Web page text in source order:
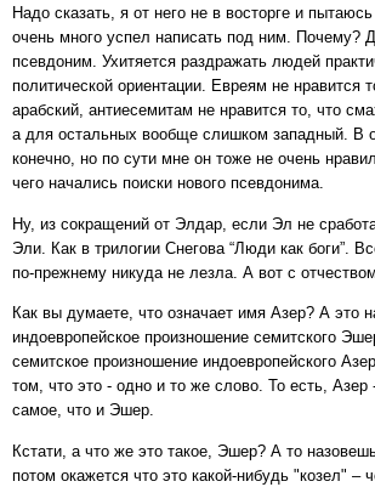
Надо сказать, я от него не в восторге и
очень много успел написать под ним. Почему?
псевдоним. Ухитяется раздражать людей
политической ориентации. Евреям не нравится
арабский, антиесемитам не нравится то, что
а для остальных вообще слишком западный. В
конечно, но по сути мне он тоже не очень
чего начались поиски нового псевдонима.
Ну, из сокращений от Элдар, если Эл не
Эли. Как в трилогии Снегова “Люди как боги”.
по-прежнему никуда не лезла. А вот с
Как вы думаете, что означает имя Азер? А это
индоевропейское произношение семитского
семитское произношение индоевропейского
том, что это - одно и то же слово. То есть, Азер
самое, что и Эшер.
Кстати, а что же это такое, Эшер? А то
потом окажется что это какой-нибудь "козел" –